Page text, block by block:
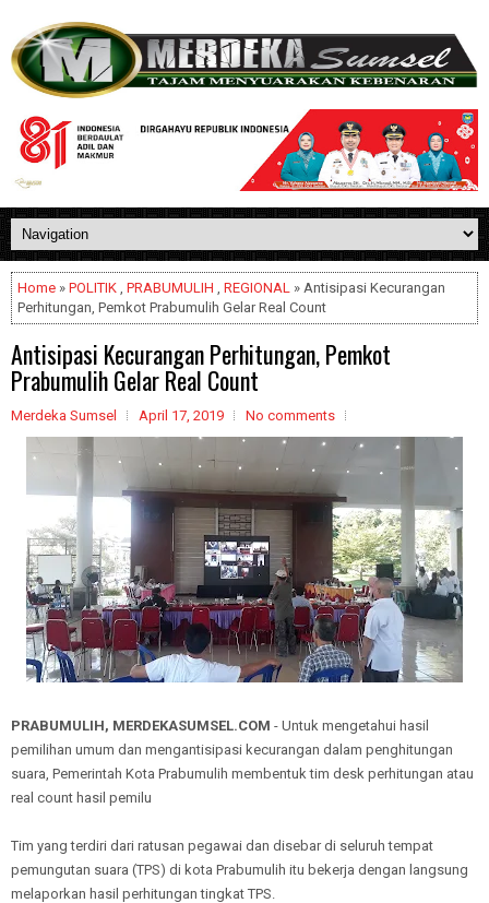
Home » POLITIK , PRABUMULIH , REGIONAL » Antisipasi Kecurangan
Perhitungan, Pemkot Prabumulih Gelar Real Count
Antisipasi Kecurangan Perhitungan, Pemkot
Prabumulih Gelar Real Count
Merdeka Sumsel April 17, 2019 No comments
PRABUMULIH, MERDEKASUMSEL.COM - Untuk mengetahui hasil
pemilihan umum dan mengantisipasi kecurangan dalam penghitungan
suara, Pemerintah Kota Prabumulih membentuk tim desk perhitungan atau
real count hasil pemilu
Tim yang terdiri dari ratusan pegawai dan disebar di seluruh tempat
pemungutan suara (TPS) di kota Prabumulih itu bekerja dengan langsung
melaporkan hasil perhitungan tingkat TPS.